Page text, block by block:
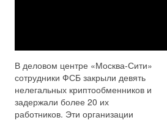
В деловом центре «Москва-Сити»
сотрудники ФСБ закрыли девять
нелегальных криптообменников и
задержали более 20 их
работников. Эти организации